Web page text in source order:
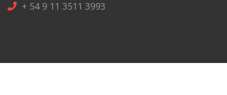
+ 54 9 11 3511 3993